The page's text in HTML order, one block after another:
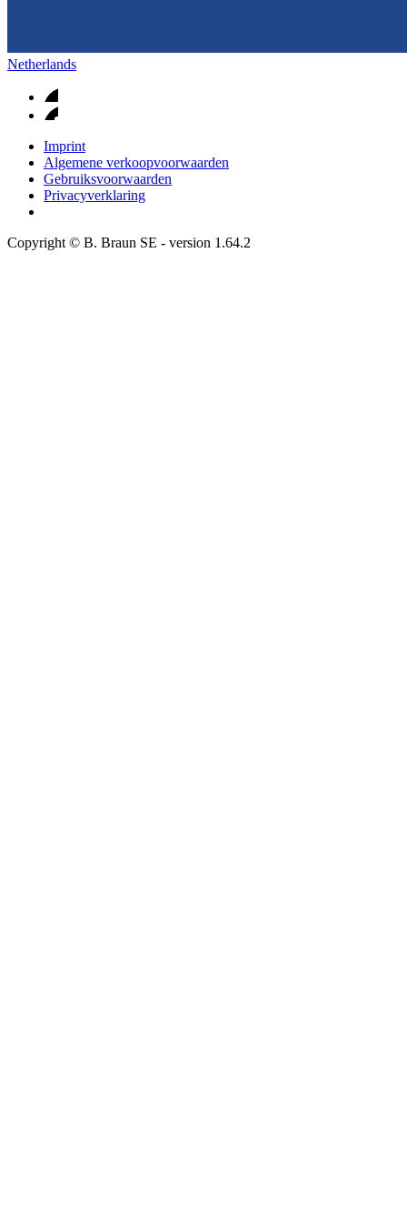
Netherlands
Imprint
Algemene verkoopvoorwaarden
Gebruiksvoorwaarden
Privacyverklaring
Copyright © B. Braun SE - version 1.64.2